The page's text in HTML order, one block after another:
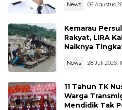
News 06 Agustus
Kemarau
Rakyat, LIRA
Naiknya
News 28 Juli 2026,
11 Tahun TK
Warga
Mendidik Tak